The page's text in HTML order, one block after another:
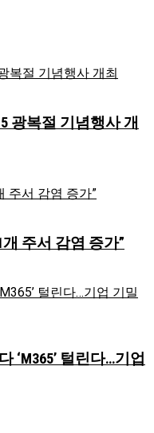
광복절 기념행사 개
주서 감염 증가”
‘M365’ 털린다…기업